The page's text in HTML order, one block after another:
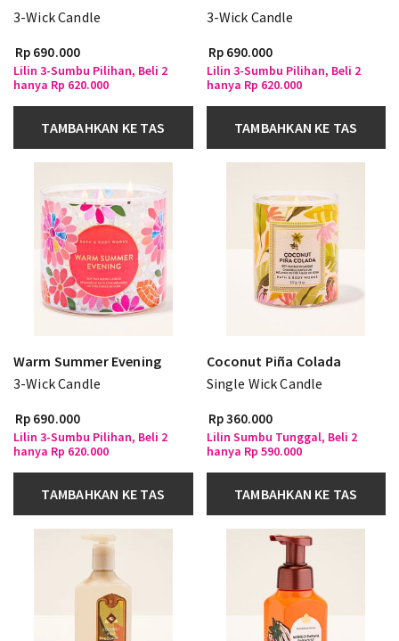
3-Wick Candle
Rp 690.000
Lilin 3-Sumbu Pilihan, Beli 2
hanya Rp 620.000
TAMBAHKAN KE TAS
3-Wick Candle
Rp 690.000
Lilin 3-Sumbu Pilihan, Beli 2
hanya Rp 620.000
TAMBAHKAN KE TAS
Warm Summer Evening
3-Wick Candle
Rp 690.000
Lilin 3-Sumbu Pilihan, Beli 2
hanya Rp 620.000
TAMBAHKAN KE TAS
Coconut Piña Colada
Single Wick Candle
Rp 360.000
Lilin Sumbu Tunggal, Beli 2
hanya Rp 590.000
TAMBAHKAN KE TAS